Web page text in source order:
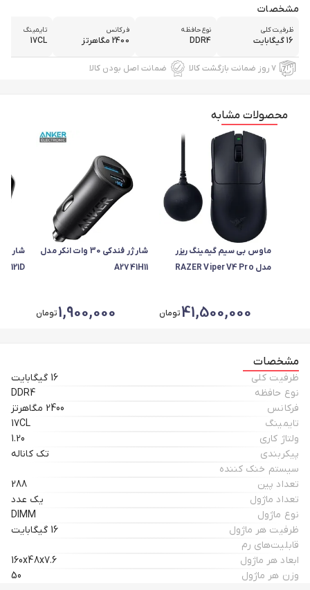
مشخصات
ظرفیت کلی
16 گیگابایت
نوع حافظه
DDR4
فرکانس
2400 مگاهرتز
تایمینگ
17CL
۷ روز ضمانت بازگشت کالا ضمانت اصل بودن کالا
محصولات مشابه
ماوس بی سیم گیمینگ ریزر
مدل RAZER Viper V4 Pro
41,500,000تومان
شارژر فندکی 30 وات انکر مدل
A2741H11
1,900,000تومان
A121D
مشخصات
ظرفیت کلی
16 گیگابایت
نوع حافظه
DDR4
فرکانس
2400 مگاهرتز
تایمینگ
17CL
ولتاژ کاری
1.20
پیکربندی
تک کاناله
سیستم خنک کننده
تعداد پین
288
تعداد ماژول
یک عدد
نوع ماژول
DIMM
ظرفیت هر ماژول
16 گیگابایت
قابلیت‌های رم
ابعاد هر ماژول
160x48x7.6
وزن هر ماژول
50